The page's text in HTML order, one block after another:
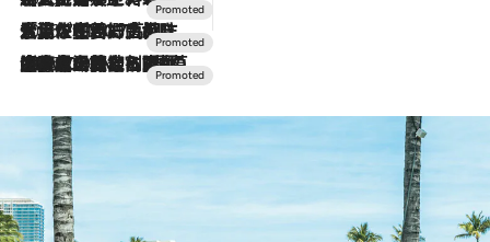
2026.7.17
「土佐和ハーブかき氷」がOMO7高知に登場！生姜、山椒、大葉など目にも舌にも涼を呼ぶ郷土の味
2026.7.10
NEW OPEN！【界 草津】名湯の地に誕生。趣の異なる2種の温泉と上州ならではの会席・蕎麦割烹など美食を味わう究極の癒やし旅